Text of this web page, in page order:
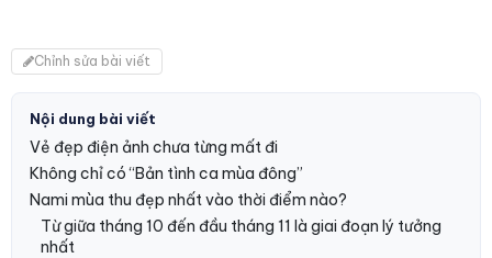
Chỉnh sửa bài viết
Nội dung bài viết
Vẻ đẹp điện ảnh chưa từng mất đi
Không chỉ có “Bản tình ca mùa đông”
Nami mùa thu đẹp nhất vào thời điểm nào?
Từ giữa tháng 10 đến đầu tháng 11 là giai đoạn lý tưởng
nhất